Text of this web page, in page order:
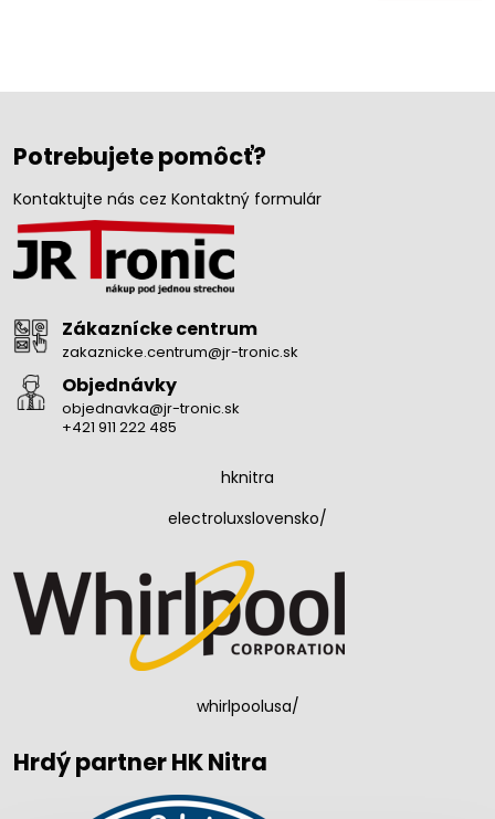
Potrebujete pomôcť?
Kontaktujte nás cez Kontaktný formulár
Zákaznícke centrum
zakaznicke.centrum@jr-tronic.sk
Objednávky
objednavka@jr-tronic.sk
+421 911 222 485
hknitra
electroluxslovensko/
whirlpoolusa/
Hrdý partner HK Nitra